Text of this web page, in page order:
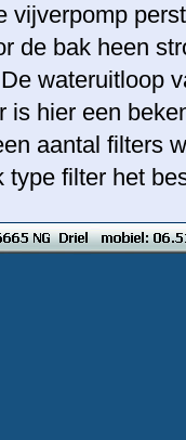
vijverpomp
de bak heen
wateruitloop
is hier een
aantal filters
type filter het